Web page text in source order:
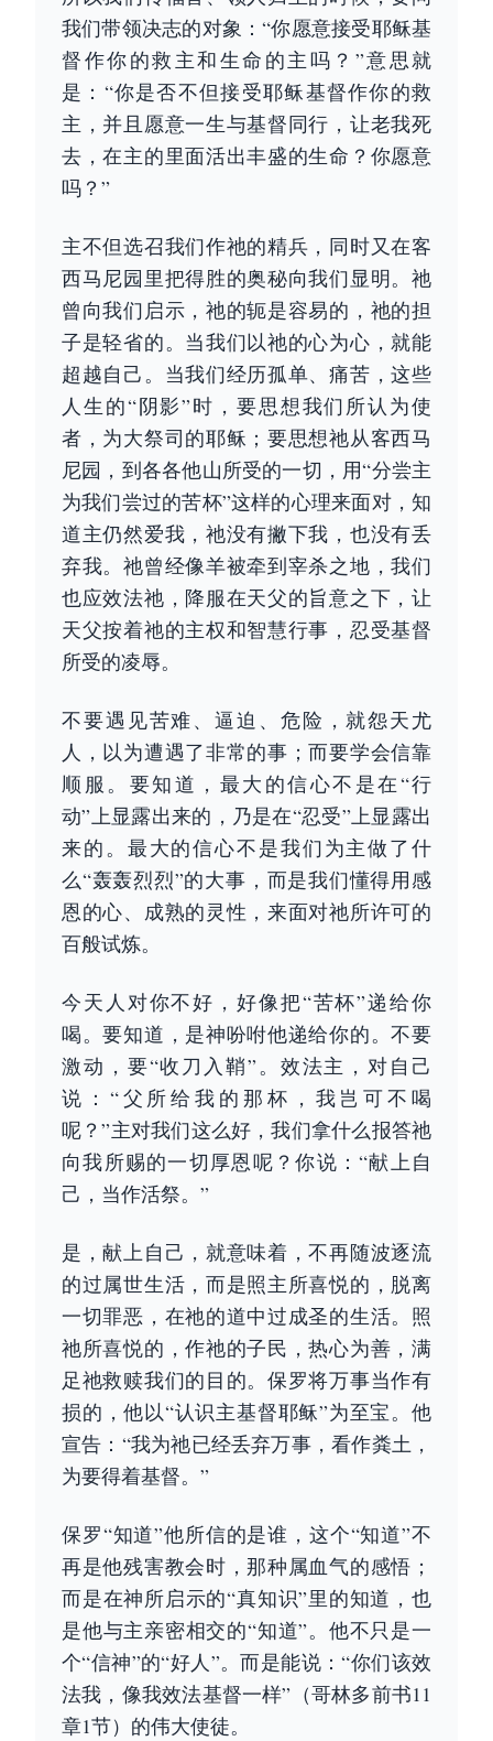
我们带领决志的对象：“你愿意接受耶稣基
督作你的救主和生命的主吗？”意思就
是：“你是否不但接受耶稣基督作你的救
主，并且愿意一生与基督同行，让老我死
去，在主的里面活出丰盛的生命？你愿意
吗？”
主不但选召我们作祂的精兵，同时又在客
西马尼园里把得胜的奥秘向我们显明。祂
曾向我们启示，祂的轭是容易的，祂的担
子是轻省的。当我们以祂的心为心，就能
超越自己。当我们经历孤单、痛苦，这些
人生的“阴影”时，要思想我们所认为使
者，为大祭司的耶稣；要思想祂从客西马
尼园，到各各他山所受的一切，用“分尝主
为我们尝过的苦杯”这样的心理来面对，知
道主仍然爱我，祂没有撇下我，也没有丢
弃我。祂曾经像羊被牵到宰杀之地，我们
也应效法祂，降服在天父的旨意之下，让
天父按着祂的主权和智慧行事，忍受基督
所受的凌辱。
不要遇见苦难、逼迫、危险，就怨天尤
人，以为遭遇了非常的事；而要学会信靠
顺服。要知道，最大的信心不是在“行
动”上显露出来的，乃是在“忍受”上显露出
来的。最大的信心不是我们为主做了什
么“轰轰烈烈”的大事，而是我们懂得用感
恩的心、成熟的灵性，来面对祂所许可的
百般试炼。
今天人对你不好，好像把“苦杯”递给你
喝。要知道，是神吩咐他递给你的。不要
激动，要“收刀入鞘”。效法主，对自己
说：“父所给我的那杯，我岂可不喝
呢？”主对我们这么好，我们拿什么报答祂
向我所赐的一切厚恩呢？你说：“献上自
己，当作活祭。”
是，献上自己，就意味着，不再随波逐流
的过属世生活，而是照主所喜悦的，脱离
一切罪恶，在祂的道中过成圣的生活。照
祂所喜悦的，作祂的子民，热心为善，满
足祂救赎我们的目的。保罗将万事当作有
损的，他以“认识主基督耶稣”为至宝。他
宣告：“我为祂已经丢弃万事，看作粪土，
为要得着基督。”
保罗“知道”他所信的是谁，这个“知道”不
再是他残害教会时，那种属血气的感悟；
而是在神所启示的“真知识”里的知道，也
是他与主亲密相交的“知道”。他不只是一
个“信神”的“好人”。而是能说：“你们该效
法我，像我效法基督一样”（哥林多前书11
章1节）的伟大使徒。